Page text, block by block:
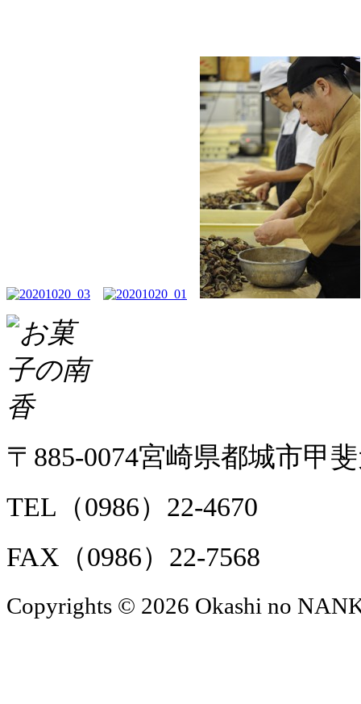
〒885-0074宮崎県都城市甲
TEL（0986）22-4670
FAX（0986）22-7568
Copyrights © 2026 Okashi no